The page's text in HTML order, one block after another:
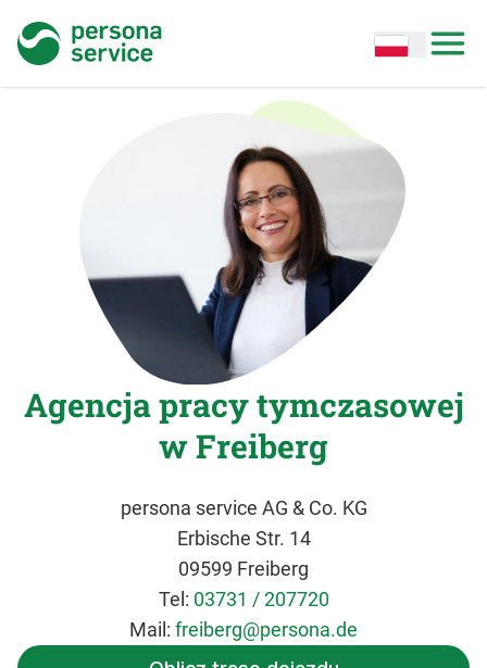
persona service Open options
Agencja pracy tymczasowej
w Freiberg
persona service AG & Co. KG
Erbische Str. 14
09599 Freiberg
Tel: 03731 / 207720
Mail: freiberg@persona.de